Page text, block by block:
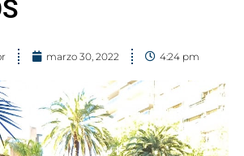
marzo 30, 2022 4:24 pm